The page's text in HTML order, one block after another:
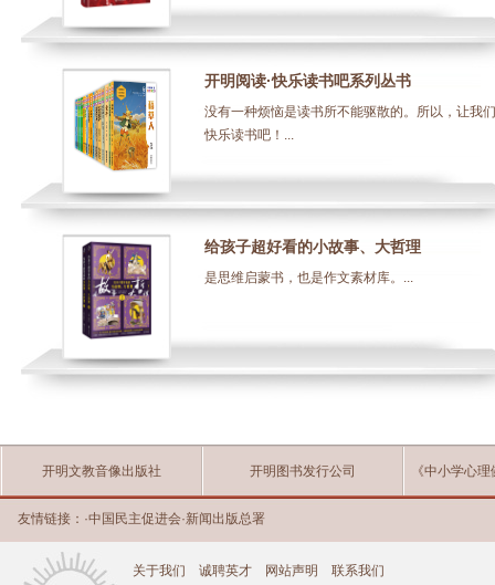
开明阅读·快乐读书吧系列丛书
没有一种烦恼是读书所不能驱散的。所以，让
快乐读书吧！...
给孩子超好看的小故事、大哲理
是思维启蒙书，也是作文素材库。...
开明文教音像出版社 开明图书发行公司 《中小学心
友情链接： ·中国民主促进会·新闻出版总署
关于我们 诚聘英才 网站声明
联系我们